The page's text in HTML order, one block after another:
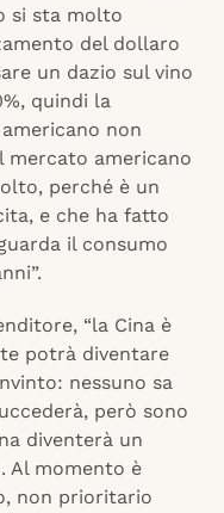
si sta molto
del dollaro
un dazio sul vino
quindi la
non
mercato americano
perché è un
e che ha fatto
il consumo
“la Cina è
potrà diventare
nessuno sa
però sono
diventerà un
Al momento è
non prioritario